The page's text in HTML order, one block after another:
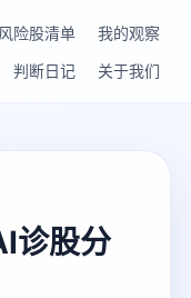
风险股清单
我的观察
判断日记
关于我们
诊股分